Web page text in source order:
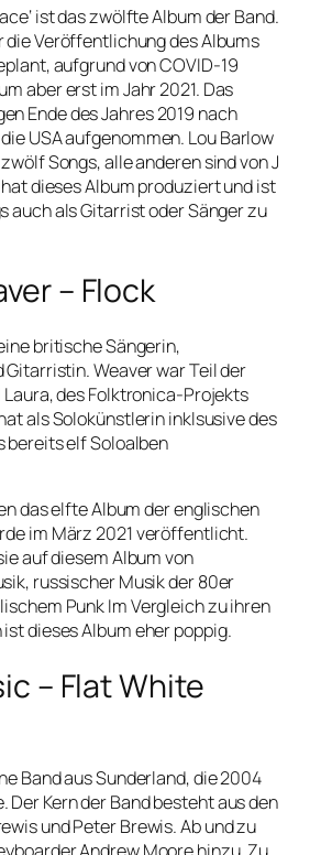
ist das zwölfte Album der Band.
die Veröffentlichung des Albums
aufgrund von COVID-19
aber erst im Jahr 2021. Das
Ende des Jahres 2019 nach
USA aufgenommen. Lou Barlow
Songs, alle anderen sind von J
dieses Album produziert und ist
auch als Gitarrist oder Sänger zu
– Flock
britische Sängerin,
Weaver war Teil der
des Folktronica-Projekts
als Solokünstlerin inklsusive des
bereits elf Soloalben
das elfte Album der englischen
im März 2021 veröffentlicht.
auf diesem Album von
russischer Musik der 80er
Punk Im Vergleich zu ihren
dieses Album eher poppig.
– Flat White
Band aus Sunderland, die 2004
Der Kern der Band besteht aus den
und Peter Brewis. Ab und zu